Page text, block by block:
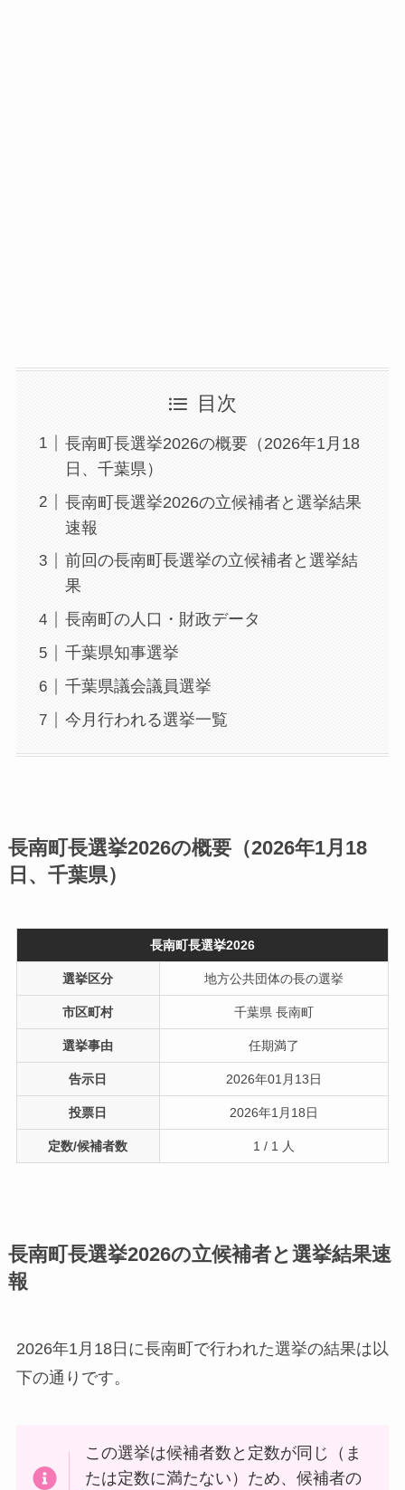
目次
長南町長選挙2026の概要（2026年1月18
日、千葉県）
長南町長選挙2026の立候補者と選挙結果
速報
前回の長南町長選挙の立候補者と選挙結
果
長南町の人口・財政データ
千葉県知事選挙
千葉県議会議員選挙
今月行われる選挙一覧
長南町長選挙2026の概要（2026年1月18
日、千葉県）
長南町長選挙2026
選挙区分 地方公共団体の長の選挙
市区町村 千葉県 長南町
選挙事由 任期満了
告示日 2026年01月13日
投票日 2026年1月18日
定数/候補者数 1 / 1 人
長南町長選挙2026の立候補者と選挙結果速
報
2026年1月18日に長南町で行われた選挙の結果は以
下の通りです。
この選挙は候補者数と定数が同じ（ま
たは定数に満たない）ため、候補者の